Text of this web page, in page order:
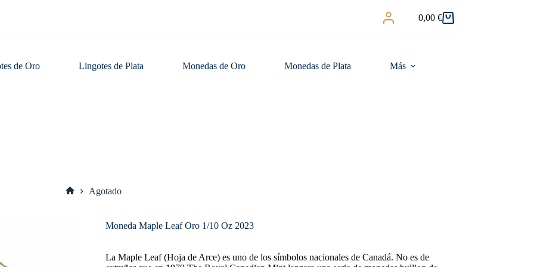
Carro
0,00 €
de Oro Lingotes de Plata Monedas de Oro Monedas de Plata Más
Agotado
Moneda Maple Leaf Oro 1/10 Oz 2023
La Maple Leaf (Hoja de Arce) es uno de los símbolos nacionales de Canadá. No es de